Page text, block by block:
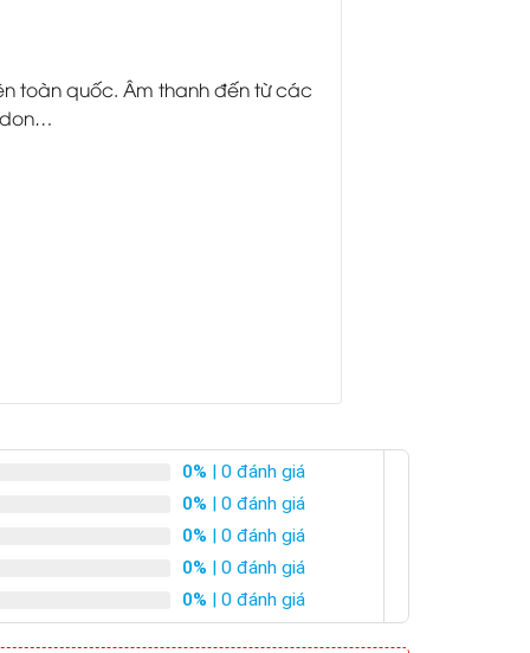
toàn quốc. Âm thanh đến từ các
0% | 0 đánh giá
0% | 0 đánh giá
0% | 0 đánh giá
0% | 0 đánh giá
0% | 0 đánh giá